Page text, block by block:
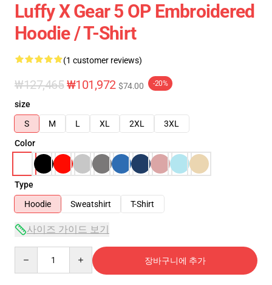
Luffy X Gear 5 OP Embroidered
Hoodie / T-Shirt
(1 customer reviews)
₩127,465 ₩101,972 $74.00 -20%
size
S
M L XL 2XL
3XL
Color
Type
Hoodie
Sweatshirt T-Shirt
사이즈 가이드 보기
장바구니에 추가